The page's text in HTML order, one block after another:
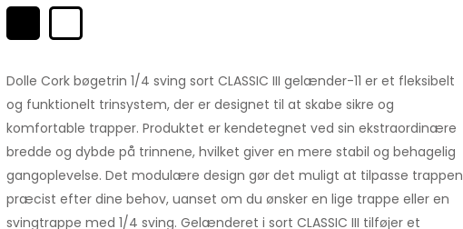
Dolle Cork bøgetrin 1/4 sving sort CLASSIC III gelænder-11 er et fleksibelt
og funktionelt trinsystem, der er designet til at skabe sikre og
komfortable trapper. Produktet er kendetegnet ved sin ekstraordinære
bredde og dybde på trinnene, hvilket giver en mere stabil og behagelig
gangoplevelse. Det modulære design gør det muligt at tilpasse trappen
præcist efter dine behov, uanset om du ønsker en lige trappe eller en
svingtrappe med 1/4 sving. Gelænderet i sort CLASSIC III tilføjer et